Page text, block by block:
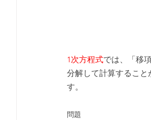
1次方程式では、「移
分解して計算すること
す。
問題